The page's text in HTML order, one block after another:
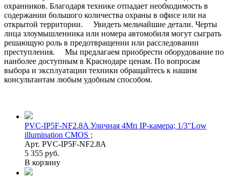
охранников. Благодаря технике отпадает необходимость в
содержании большого количества охраны в офисе или на
открытой территории. Увидеть мельчайшие детали. Черты
лица злоумышленника или номера автомобиля могут сыграть
решающую роль в предотвращении или расследовании
преступления. Мы предлагаем приобрести оборудование по
наиболее доступным в Краснодаре ценам. По вопросам
выбора и эксплуатации техники обращайтесь к нашим
консультантам любым удобным способом.
PVC-IP5F-NF2.8A Уличная 4Mп IP-камера; 1/3"Low
illumination CMOS ;
Арт. PVC-IP5F-NF2.8A
5 355 руб.
В корзину